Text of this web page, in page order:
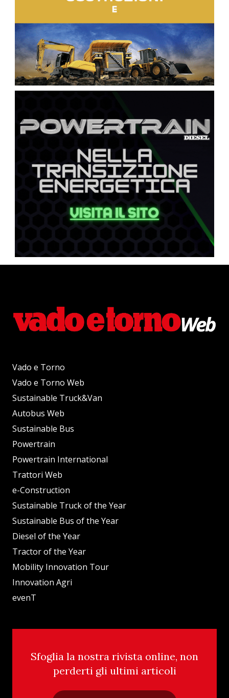
Vado e Torno
Vado e Torno Web
Sustainable Truck&Van
Autobus Web
Sustainable Bus
Powertrain
Powertrain International
Trattori Web
e-Construction
Sustainable Truck of the Year
Sustainable Bus of the Year
Diesel of the Year
Tractor of the Year
Mobility Innovation Tour
Innovation Agri
evenT
Sfoglia la nostra rivista online, non
perderti gli ultimi articoli